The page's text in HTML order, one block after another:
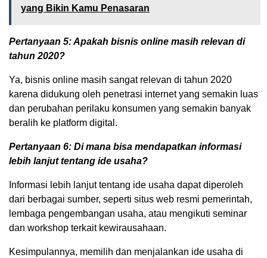
yang Bikin Kamu Penasaran
Pertanyaan 5: Apakah bisnis online masih relevan di
tahun 2020?
Ya, bisnis online masih sangat relevan di tahun 2020
karena didukung oleh penetrasi internet yang semakin luas
dan perubahan perilaku konsumen yang semakin banyak
beralih ke platform digital.
Pertanyaan 6: Di mana bisa mendapatkan informasi
lebih lanjut tentang ide usaha?
Informasi lebih lanjut tentang ide usaha dapat diperoleh
dari berbagai sumber, seperti situs web resmi pemerintah,
lembaga pengembangan usaha, atau mengikuti seminar
dan workshop terkait kewirausahaan.
Kesimpulannya, memilih dan menjalankan ide usaha di